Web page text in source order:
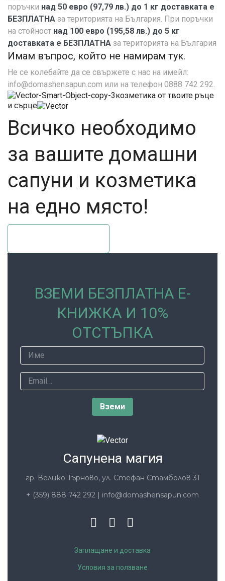
поръчки над 50 евро (97,79 лв.) до 1 кг доставката е
БЕЗПЛАТНА за територията на България. При поръчки
на стойност над 100 евро (195,58 лв.) до 5 кг
доставката е БЕЗПЛАТНА за територията на България
Имам въпрос, който не намирам тук.
Не се колебайте да се свържете с нас на имейл:
info@domashensapun.com или на телефон 0888 742 292.
козметика от твоите ръце
и сърце
Всичко необходимо
за вашите домашни
сапуни и козметика
на едно място!
ВЗЕМИ БЕЗПЛАТНА Е-
КНИЖКА И 10%
ОТСТЪПКА
Сапунена магия
гр. Велико Търново, ул. Стефан Стамболов 31
+ (359) 888 742 292 | info@domashensapun.com
Заплащане и доставка
Условия за ползване